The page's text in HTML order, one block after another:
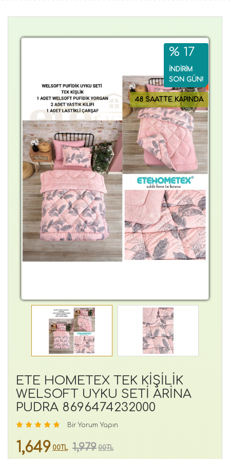
48 SAATTE KAPINDA
% 17
İNDİRİM
SON GÜN!
ETE HOMETEX TEK KİŞİLİK
WELSOFT UYKU SETİ ARİNA
PUDRA 8696474232000
Bir Yorum Yapın
1,649 00TL 1,979 00TL